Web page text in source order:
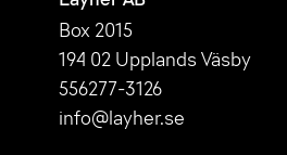
Box 2015
194 02 Upplands Väsby
556277-3126
info@layher.se